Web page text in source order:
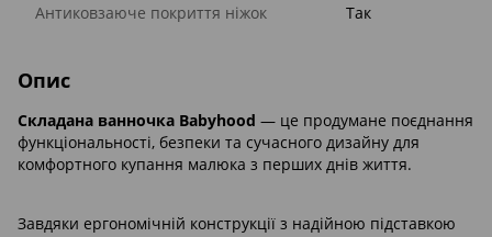
Антиковзаюче покриття ніжок
Так
Опис
Складана ванночка Babyhood — це продумане поєднання
функціональності, безпеки та сучасного дизайну для
комфортного купання малюка з перших днів життя.
Завдяки ергономічній конструкції з надійною підставкою